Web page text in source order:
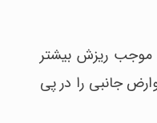
موجب ریزش بیشتر
جانبی را در پی